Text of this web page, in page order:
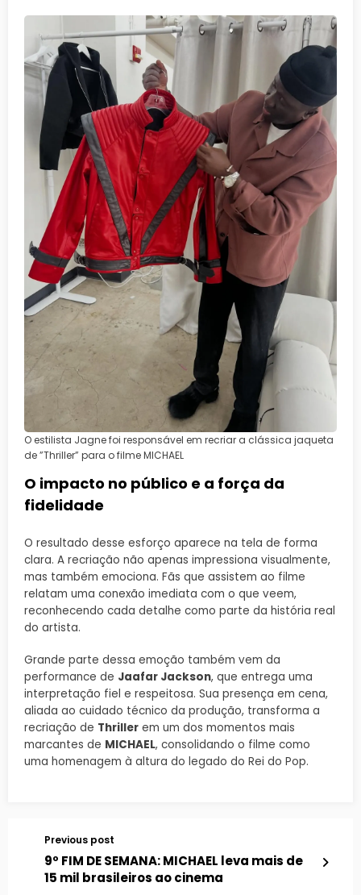
O estilista Jagne foi responsável em recriar a clássica jaqueta
de ”Thriller” para o filme MICHAEL
O impacto no público e a força da
fidelidade
O resultado desse esforço aparece na tela de forma
clara. A recriação não apenas impressiona visualmente,
mas também emociona. Fãs que assistem ao filme
relatam uma conexão imediata com o que veem,
reconhecendo cada detalhe como parte da história real
do artista.
Grande parte dessa emoção também vem da
performance de Jaafar Jackson, que entrega uma
interpretação fiel e respeitosa. Sua presença em cena,
aliada ao cuidado técnico da produção, transforma a
recriação de Thriller em um dos momentos mais
marcantes de MICHAEL, consolidando o filme como
uma homenagem à altura do legado do Rei do Pop.
Previous post
9º FIM DE SEMANA: MICHAEL leva mais de
15 mil brasileiros ao cinema